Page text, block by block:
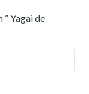
Yagai de